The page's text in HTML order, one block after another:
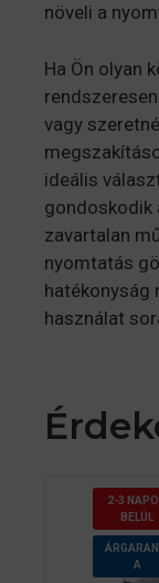
növeli a
Ha Ön olyan
vagy
ideális
gondoskodik
zavartalan
nyomtatás
hatékonyság
használat
2-3
BELÜL
A